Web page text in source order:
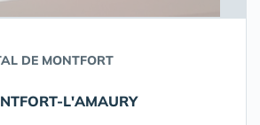
DE MONTFORT
L'AMAURY